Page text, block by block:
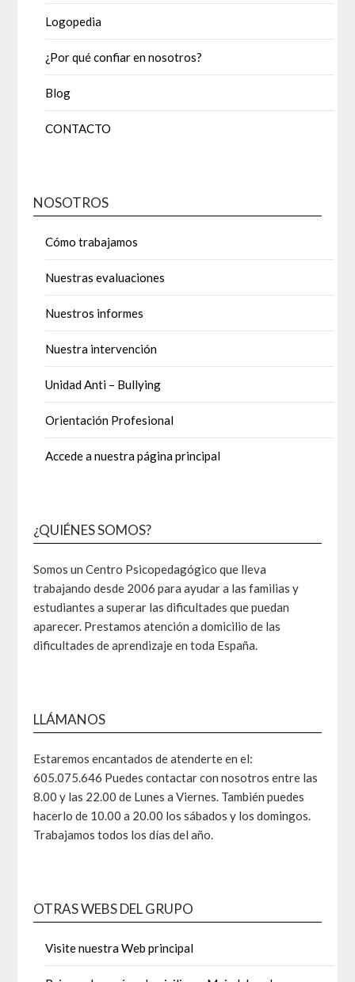
Logopedia
¿Por qué confiar en nosotros?
Blog
CONTACTO
NOSOTROS
Cómo trabajamos
Nuestras evaluaciones
Nuestros informes
Nuestra intervención
Unidad Anti – Bullying
Orientación Profesional
Accede a nuestra página principal
¿QUIÉNES SOMOS?
Somos un Centro Psicopedagógico que lleva
trabajando desde 2006 para ayudar a las familias y
estudiantes a superar las dificultades que puedan
aparecer. Prestamos atención a domicilio de las
dificultades de aprendizaje en toda España.
LLÁMANOS
Estaremos encantados de atenderte en el:
605.075.646 Puedes contactar con nosotros entre las
8.00 y las 22.00 de Lunes a Viernes. También puedes
hacerlo de 10.00 a 20.00 los sábados y los domingos.
Trabajamos todos los días del año.
OTRAS WEBS DEL GRUPO
Visite nuestra Web principal